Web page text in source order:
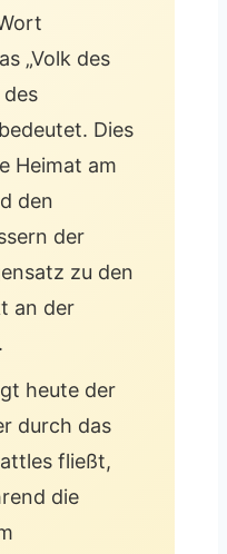
„Volk des
des
Dies
Heimat am
den
der
zu den
an der
heute der
durch das
fließt,
die